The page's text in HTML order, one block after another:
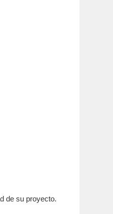
de su proyecto.